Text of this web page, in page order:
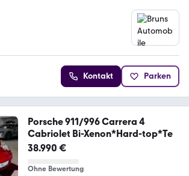
Kontakt Parken
Porsche 911/996 Carrera 4
Cabriolet Bi-Xenon*Hard-top*Te
38.990 €
Ohne Bewertung